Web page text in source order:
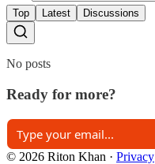
Top Latest Discussions
No posts
Ready for more?
© 2026 Riton Khan · Privacy